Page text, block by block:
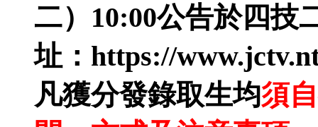
二）10:00公告於四技
址：https://
凡獲分發錄取生均須